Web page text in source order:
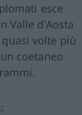
esce
Valle d’Aosta
volte più
coetaneo